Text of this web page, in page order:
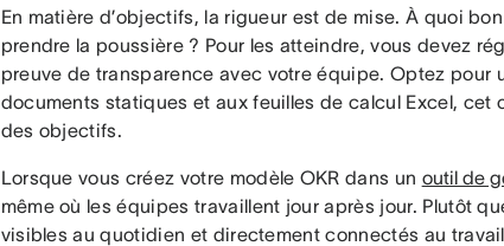
En matière d’objectifs, la rigueur est de mise. À quoi
prendre la poussière ? Pour les atteindre, vous devez
preuve de transparence avec votre équipe. Optez pour
documents statiques et aux feuilles de calcul Excel,
des objectifs.
Lorsque vous créez votre modèle OKR dans un outil de
même où les équipes travaillent jour après jour. Plutôt
visibles au quotidien et directement connectés au